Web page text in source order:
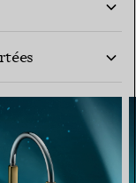
joaillerie